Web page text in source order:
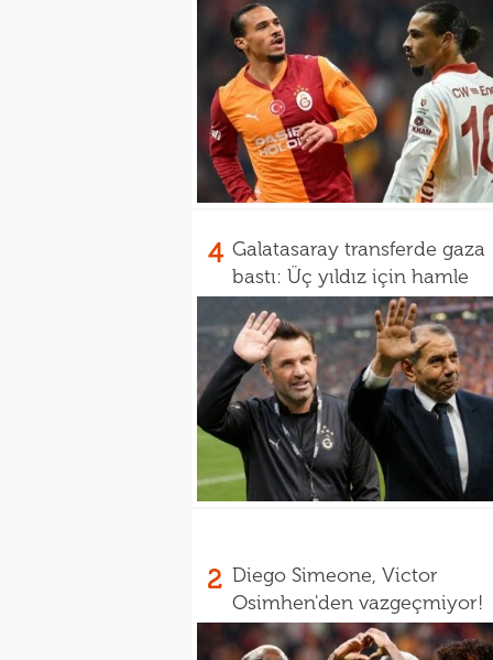
4 Galatasaray transferde gaza
bastı: Üç yıldız için hamle
2 Diego Simeone, Victor
Osimhen'den vazgeçmiyor!